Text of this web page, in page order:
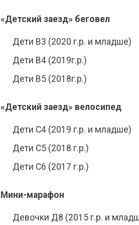
«Детский заезд» беговел
Дети B3 (2020 г.р. и младше)
Дети B4 (2019г.р.)
Дети B5 (2018г.р.)
«Детский заезд» велосипед
Дети С4 (2019 г.р. и младше)
Дети С5 (2018 г.р.)
Дети С6 (2017 г.р.)
Мини-марафон
Девочки Д8 (2015 г.р. и